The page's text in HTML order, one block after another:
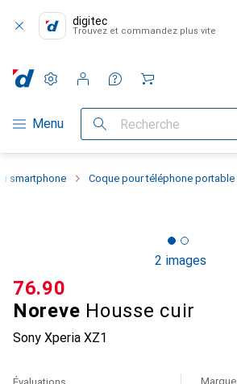
digitec
Trouvez et commandez plus vite
Navigation par catégorie
Menu Recherche
Paramètres
Compte client
Listes de comparaison
Listes d'envies
Panier
smartphone Coque pour téléphone portable
2 images
Noreve Housse cuir
Sony Xperia XZ1
CHF
76.90
Marque